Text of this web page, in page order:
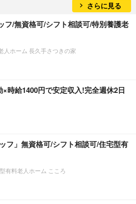
さらに見る
フ/無資格可/シフト相談可/特別養護老
人ホーム 長久手さつきの家
時給1400円で安定収入!完全週休2日
フ」無資格可/シフト相談可/住宅型有
有料老人ホーム こころ